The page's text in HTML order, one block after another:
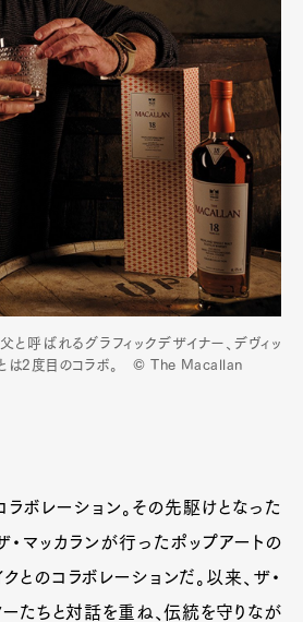
と呼ばれるグラフィックデザイナー、デヴィッ
ンとは2度目のコラボ。 © The Macallan
ラボレーション。その先駆けとなった
マッカランが行ったポップアートの
とのコラボレーションだ。以来、ザ・
ーたちと対話を重ね、伝統を守りなが